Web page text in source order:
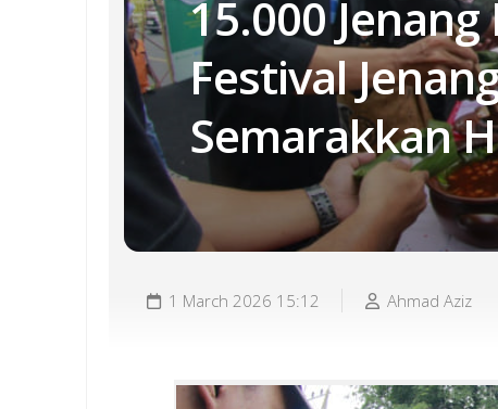
15.000
Festival
Semarakkan
1 March 2026 15:12 Ahmad Aziz